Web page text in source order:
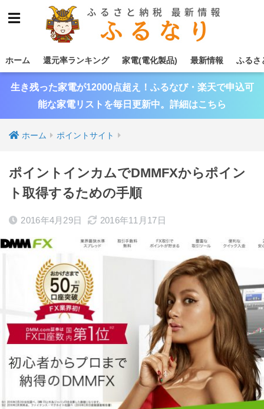
ホーム 還元率ランキング 家電(電化製品) 最新情報 ふるさ
生き残った家電が12000点超え！ふるなび・楽天で申込可
能な家電リストを毎日更新中。詳細はこちら
ホーム ポイントサイト
ポイントインカムでDMMFXからポイン
ト取得するための手順
2016年4月29日 2016年11月17日